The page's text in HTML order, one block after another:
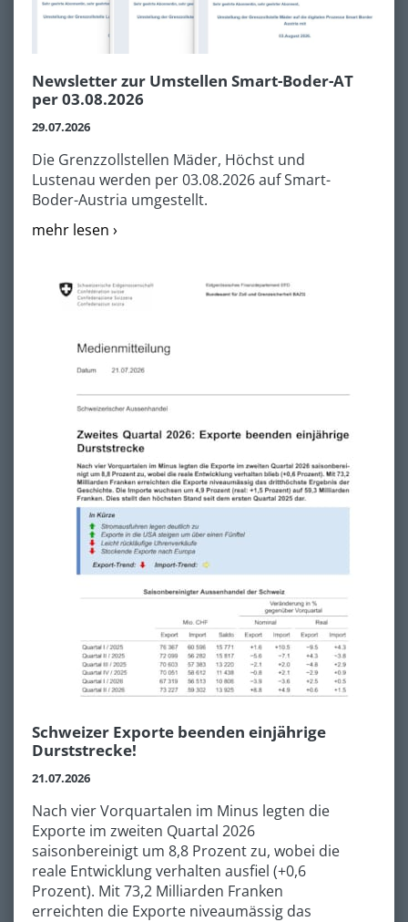
Newsletter zur Umstellen Smart-Boder-AT
per 03.08.2026
29.07.2026
Die Grenzzollstellen Mäder, Höchst und
Lustenau werden per 03.08.2026 auf Smart-
Boder-Austria umgestellt.
mehr lesen ›
Schweizer Exporte beenden einjährige
Durststrecke!
21.07.2026
Nach vier Vorquartalen im Minus legten die
Exporte im zweiten Quartal 2026
saisonbereinigt um 8,8 Prozent zu, wobei die
reale Entwicklung verhalten ausfiel (+0,6
Prozent). Mit 73,2 Milliarden Franken
erreichten die Exporte niveaumässig das